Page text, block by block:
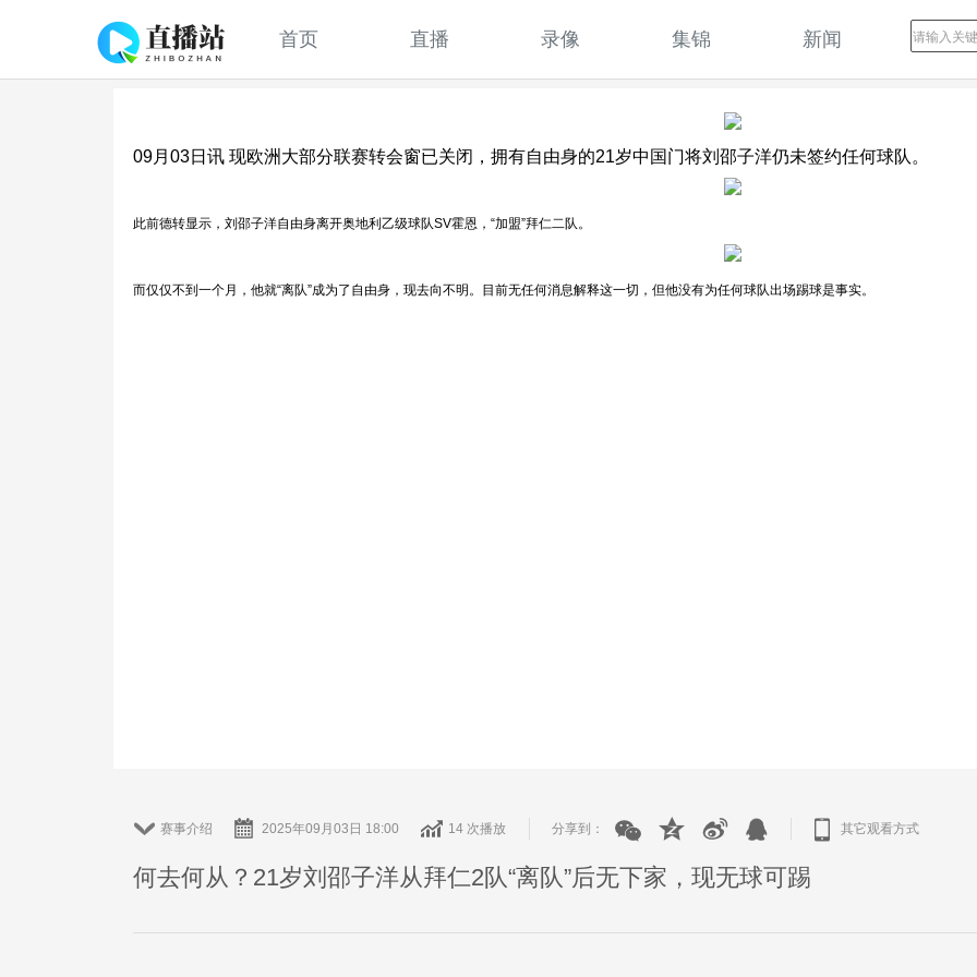
首页 直播 录像 集锦 新闻
09月03日讯 现欧洲大部分联赛转会窗已关闭，拥有自由身的21岁中国门将刘邵子洋仍未签约任何球队。
此前德转显示，刘邵子洋自由身离开奥地利乙级球队SV霍恩，“加盟”拜仁二队。
而仅仅不到一个月，他就“离队”成为了自由身，现去向不明。目前无任何消息解释这一切，但他没有为任何球队出场踢球是事实。
赛事介绍 2025年09月03日 18:00 14 次播放 分享到： 其它观看方式
何去何从？21岁刘邵子洋从拜仁2队“离队”后无下家，现无球可踢